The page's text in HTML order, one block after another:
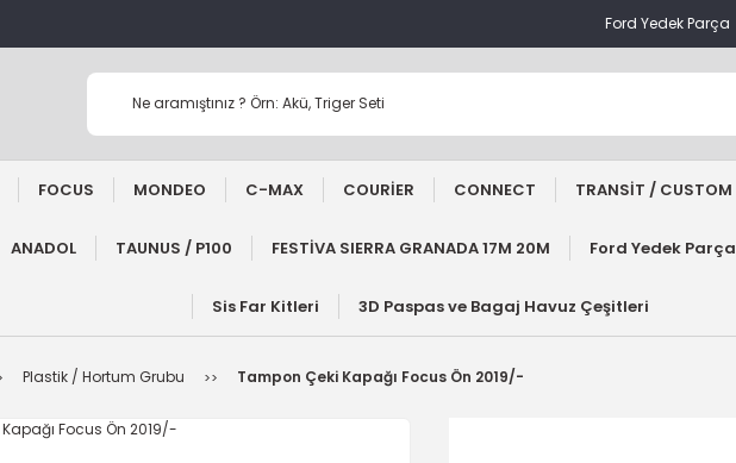
Ford Yedek Parça
FOCUS MONDEO C-MAX COURİER CONNECT TRANSİT / CUSTOM
ANADOL TAUNUS / P100 FESTİVA SIERRA GRANADA 17M 20M Ford Yedek Parça
Sis Far Kitleri 3D Paspas ve Bagaj Havuz Çeşitleri
Plastik / Hortum Grubu Tampon Çeki Kapağı Focus Ön 2019/-